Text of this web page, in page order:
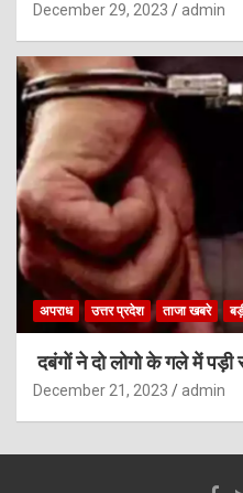
December 29, 2023 admin
अपराध उत्तर प्रदेश ताजा खबरे
दबंगों ने दो लोगो के गले में
December 21, 2023 admin